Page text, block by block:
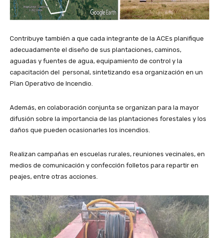
Contribuye también a que cada integrante de la ACEs planifique
adecuadamente el diseño de sus plantaciones, caminos,
aguadas y fuentes de agua, equipamiento de control y la
capacitación del personal, sintetizando esa organización en un
Plan Operativo de Incendio.
Además, en colaboración conjunta se organizan para la mayor
difusión sobre la importancia de las plantaciones forestales y los
daños que pueden ocasionarles los incendios.
Realizan campañas en escuelas rurales, reuniones vecinales, en
medios de comunicación y confección folletos para repartir en
peajes, entre otras acciones.